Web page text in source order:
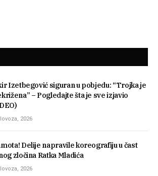
Izetbegović siguran u pobjedu: “Trojka je
– Pogledajte šta je sve izjavio
2026
Delije napravile koreografiju u čast
zločina Ratka Mladića
2026